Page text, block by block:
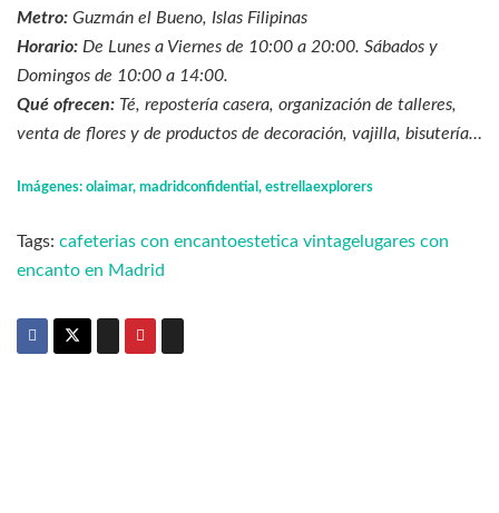
Metro: Guzmán el Bueno, Islas Filipinas
Horario: De Lunes a Viernes de 10:00 a 20:00. Sábados y
Domingos de 10:00 a 14:00.
Qué ofrecen: Té, repostería casera, organización de talleres,
venta de flores y de productos de decoración, vajilla, bisutería…
Imágenes: olaimar, madridconfidential, estrellaexplorers
Tags: cafeterias con encantoestetica vintagelugares con
encanto en Madrid